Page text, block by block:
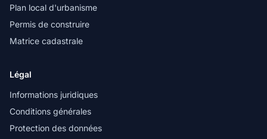
Plan local d'urbanisme
Permis de construire
Matrice cadastrale
Légal
Informations juridiques
Conditions générales
Protection des données